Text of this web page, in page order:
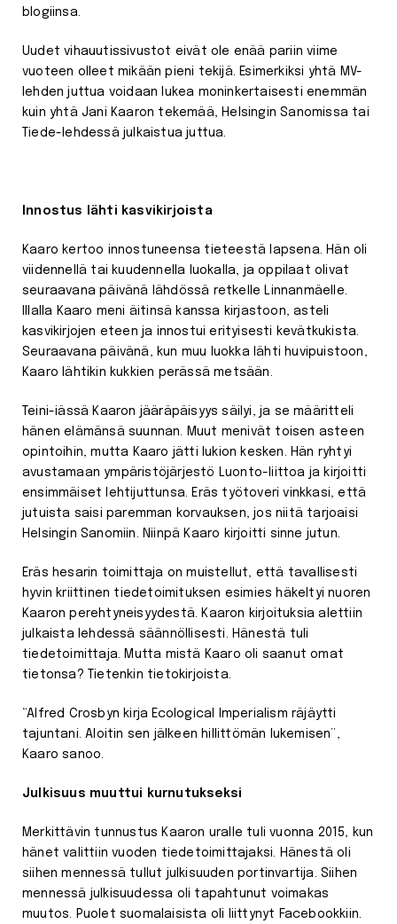
blogiinsa.
Uudet vihauutissivustot eivät ole enää pariin viime
vuoteen olleet mikään pieni tekijä. Esimerkiksi yhtä MV-
lehden juttua voidaan lukea moninkertaisesti enemmän
kuin yhtä Jani Kaaron tekemää, Helsingin Sanomissa tai
Tiede-lehdessä julkaistua juttua.
Innostus lähti kasvikirjoista
Kaaro kertoo innostuneensa tieteestä lapsena. Hän oli
viidennellä tai kuudennella luokalla, ja oppilaat olivat
seuraavana päivänä lähdössä retkelle Linnanmäelle.
Illalla Kaaro meni äitinsä kanssa kirjastoon, asteli
kasvikirjojen eteen ja innostui erityisesti kevätkukista.
Seuraavana päivänä, kun muu luokka lähti huvipuistoon,
Kaaro lähtikin kukkien perässä metsään.
Teini-iässä Kaaron jääräpäisyys säilyi, ja se määritteli
hänen elämänsä suunnan. Muut menivät toisen asteen
opintoihin, mutta Kaaro jätti lukion kesken. Hän ryhtyi
avustamaan ympäristöjärjestö Luonto-liittoa ja kirjoitti
ensimmäiset lehtijuttunsa. Eräs työtoveri vinkkasi, että
jutuista saisi paremman korvauksen, jos niitä tarjoaisi
Helsingin Sanomiin. Niinpä Kaaro kirjoitti sinne jutun.
Eräs hesarin toimittaja on muistellut, että tavallisesti
hyvin kriittinen tiedetoimituksen esimies häkeltyi nuoren
Kaaron perehtyneisyydestä. Kaaron kirjoituksia alettiin
julkaista lehdessä säännöllisesti. Hänestä tuli
tiedetoimittaja. Mutta mistä Kaaro oli saanut omat
tietonsa? Tietenkin tietokirjoista.
“Alfred Crosbyn kirja Ecological Imperialism räjäytti
tajuntani. Aloitin sen jälkeen hillittömän lukemisen”,
Kaaro sanoo.
Julkisuus muuttui kurnutukseksi
Merkittävin tunnustus Kaaron uralle tuli vuonna 2015, kun
hänet valittiin vuoden tiedetoimittajaksi. Hänestä oli
siihen mennessä tullut julkisuuden portinvartija. Siihen
mennessä julkisuudessa oli tapahtunut voimakas
muutos. Puolet suomalaisista oli liittynyt Facebookkiin.